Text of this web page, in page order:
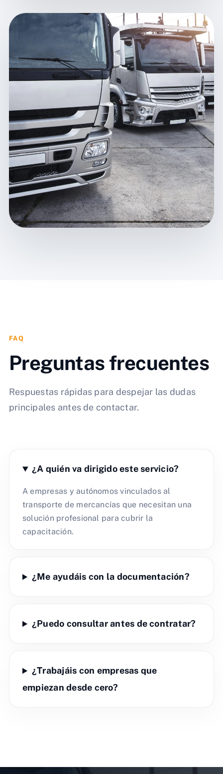
FAQ
Preguntas frecuentes
Respuestas rápidas para despejar las dudas
principales antes de contactar.
¿A quién va dirigido este servicio?
A empresas y autónomos vinculados al
transporte de mercancías que necesitan una
solución profesional para cubrir la
capacitación.
¿Me ayudáis con la documentación?
¿Puedo consultar antes de contratar?
¿Trabajáis con empresas que
empiezan desde cero?